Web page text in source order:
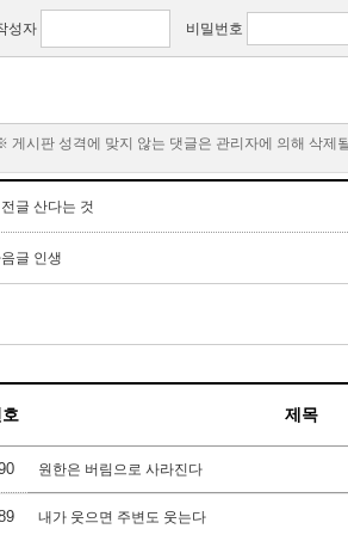
성자 비밀번호
게시판 성격에 맞지 않는 댓글은 관리자에 의해 삭제
글 산다는 것
글 인생
제목
원한은 버림으로 사라진다
내가 웃으면 주변도 웃는다